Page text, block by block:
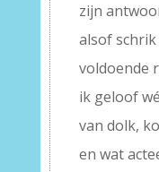
zijn
alsof
voldoende
ik geloof
van dolk,
en wat